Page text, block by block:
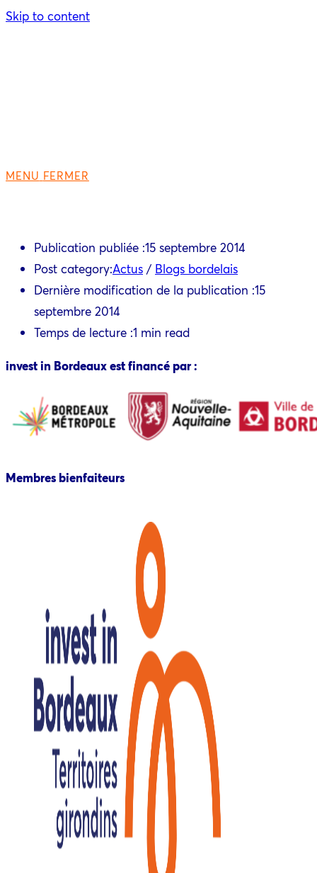
Skip to content
MENU FERMER
Publication publiée :15 septembre 2014
Post category:Actus / Blogs bordelais
Dernière modification de la publication :15
septembre 2014
Temps de lecture :1 min read
invest in Bordeaux est financé par :
Membres bienfaiteurs